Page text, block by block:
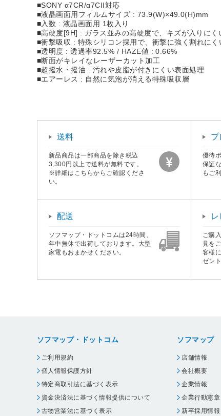
■SONY α7CR/α7CII対応
■液晶画面用フィルムサイズ : 73.9(W)×49.0(H)mm
■入数 : 液晶画面用 1枚入り
■高硬度[9H] : ガラス並みの高硬度で、キズが入りにく
■衝撃吸収 : 特殊シリコン採用で、衝撃に強く割れにく
■透明度 : 透過率92.5% / HAZE値 : 0.66%
■断面がキレイなレーザーカット加工
■超撥水・撥油 : 汚れや皮脂が付きにくい表面処理
■エアーレス : 自然に気泡が消える特殊吸収層
送料
新品商品は一部商品を除き税込
3,300円以上で送料が無料です。
※詳細はこちらからご確認くださ
い。
プ
優待
保証
もご
配送
ソフマップ・ドットコムは24時間、
年中無休で出荷しております。大型
家電もおまかせください。
ご購
見を
客様
ゼン
ソフマップ・ドットコム
ご利用規約
個人情報保護方針
特定商取引法に基づく表示
資金決済法に基づく情報提供について
古物営業法に基づく表示
ソフマップ
店舗情報
会社概要
企業情報
企業行動憲章
新卒採用情報